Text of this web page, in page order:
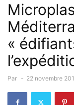
«
Par - 22 novembre